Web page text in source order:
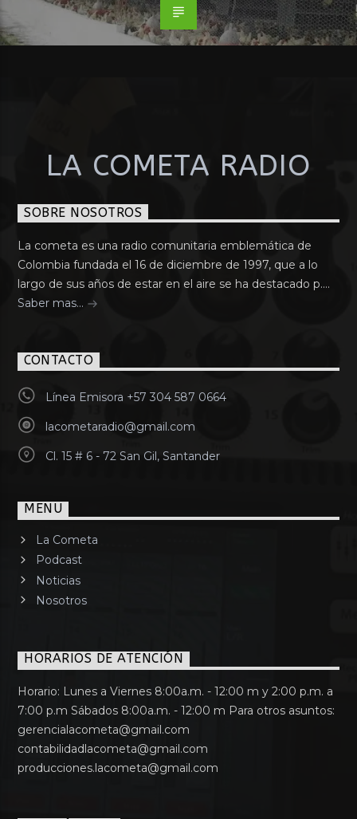
LA COMETA RADIO
SOBRE NOSOTROS
La cometa es una radio comunitaria emblemática de
Colombia fundada el 16 de diciembre de 1997, que a lo
largo de sus años de estar en el aire se ha destacado p....
Saber mas...
CONTACTO
Línea Emisora +57 304 587 0664
lacometaradio@gmail.com
Cl. 15 # 6 - 72 San Gil, Santander
MENU
La Cometa
Podcast
Noticias
Nosotros
HORARIOS DE ATENCIÓN
Horario: Lunes a Viernes 8:00a.m. - 12:00 m y 2:00 p.m. a
7:00 p.m Sábados 8:00a.m. - 12:00 m Para otros asuntos:
gerencialacometa@gmail.com
contabilidadlacometa@gmail.com
producciones.lacometa@gmail.com